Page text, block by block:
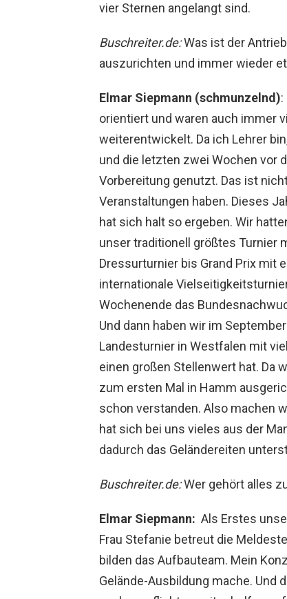
vier Sternen angelangt sind.
Buschreiter.de:Was ist der
auszurichten und immer wieder
Elmar Siepmann (schmunzelnd)
orientiert und waren auch immer
weiterentwickelt. Da ich Lehrer
und die letzten zwei Wochen vor
Vorbereitung genutzt. Das ist
Veranstaltungen haben. Dieses
hat sich halt so ergeben. Wir
unser traditionell größtes Turnier
Dressurturnier bis Grand Prix mit
internationale
Wochenende das
Und dann haben wir im
Landesturnier in Westfalen mit
einen großen Stellenwert hat. Da
zum ersten Mal in Hamm
schon verstanden. Also machen
hat sich bei uns vieles aus der
dadurch das Geländereiten
Buschreiter.de:Wer gehört alles
Elmar Siepmann: Als Erstes
Frau Stefanie betreut die
bilden das Aufbauteam. Mein
Gelände-Ausbildung mache. Und